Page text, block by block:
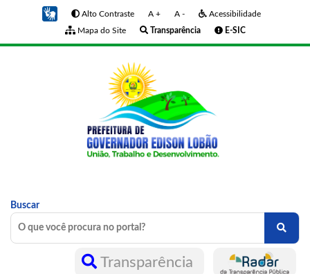
Alto Contraste A + A -
Acessibilidade
Mapa do Site
Transparência E-SIC
Buscar
Transparência